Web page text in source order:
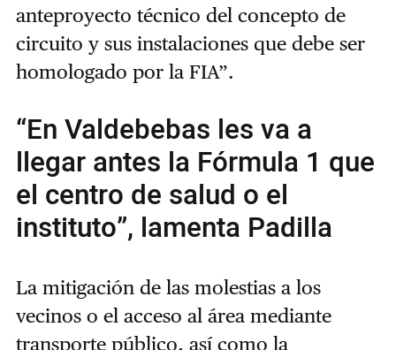
anteproyecto técnico del concepto de
circuito y sus instalaciones que debe ser
homologado por la FIA”.
“En Valdebebas les va a
llegar antes la Fórmula 1 que
el centro de salud o el
instituto”, lamenta Padilla
La mitigación de las molestias a los
vecinos o el acceso al área mediante
transporte público, así como la